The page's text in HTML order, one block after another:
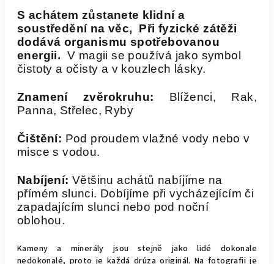
S achátem zůstanete klidní a
soustředění na věc, Při fyzické zátěži
dodává organismu spotřebovanou
energii. V magii se používá jako symbol
čistoty a očisty a v kouzlech lásky.
Znamení zvěrokruhu: Blíženci, Rak,
Panna, Střelec, Ryby
Čištění: Pod proudem vlažné vody nebo v
misce s vodou.
Nabíjení: Většinu achátů nabíjíme na
přímém slunci. Dobíjíme při vycházejícím či
zapadajícím slunci nebo pod noční
oblohou.
Kameny a minerály jsou stejně jako lidé dokonale
nedokonalé, proto je každá drúza originál. Na fotografii je